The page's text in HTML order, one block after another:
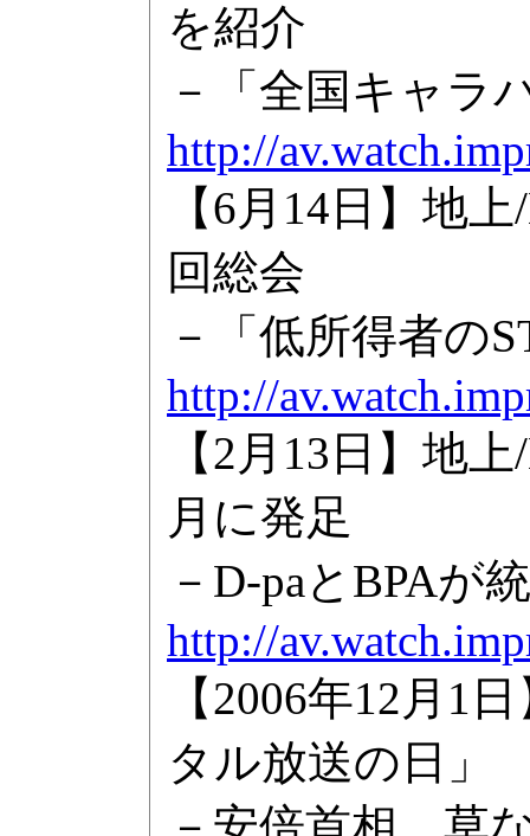
を紹介
－「全国キャラ
http://
【6月14日】地
回総会
－「低所得者の
http://
【2月13日】地
月に発足
－D-paとBPAが
http://
【2006年12月1
タル放送の日」